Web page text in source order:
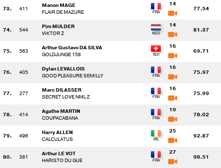
73. 411
Manon MAGE
FLAIR DE MAZURE
14
77.54
74. 544
Pim MULDER
VIKTOR Z
14
81.37
75. 563
Arthur Gustavo DA SILVA
GOLDJUNGE 158
16
69.71
76. 405
Dylan LEVALLOIS
GOOD PLEASURE SEMILLY
16
75.97
77. 277
Marc DILASSER
SECRET LOVE NML Z
16
75.99
78. 414
Agathe MARTIN
COUPACABANA
19
78.02
79. 496
Harry ALLEN
CALCULATUS
25
92.87
80. 381
Arthur LE VOT
HARISTO DU GUE
27
98.51